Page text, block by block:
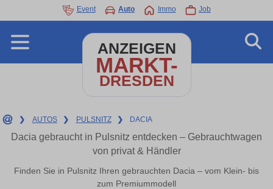
Event Auto Immo Job
ANZEIGEN
MARKT-
DRESDEN
❯ AUTOS ❯ PULSNITZ ❯ DACIA
Dacia gebraucht in Pulsnitz entdecken – Gebrauchtwagen
von privat & Händler
Finden Sie in Pulsnitz Ihren gebrauchten Dacia – vom Klein- bis
zum Premiummodell